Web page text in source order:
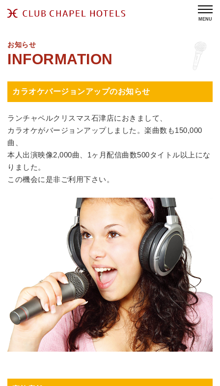
MENU
お知らせ
カラオケバージョンアップのお知らせ
ランチャペルクリスマス石津店におきまして、
カラオケがバージョンアップしました。楽曲数も150,000
曲、
本人出演映像2,000曲、1ヶ月配信曲数500タイトル以上にな
りました。
この機会に是非ご利用下さい。